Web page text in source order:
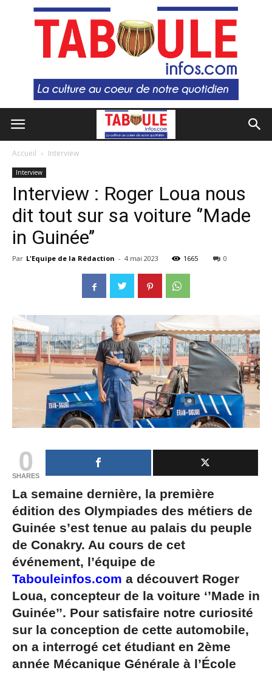
Accueil Interview
Interview
Interview : Roger Loua nous
dit tout sur sa voiture ‘’Made
in Guinée’’
Par L'Equipe de la Rédaction - 4 mai 2023 1665 0
0
SHARES
La semaine dernière, la première
édition des Olympiades des métiers de
Guinée s’est tenue au palais du peuple
de Conakry. Au cours de cet
événement, l’équipe de
Tabouleinfos.com a découvert Roger
Loua, concepteur de la voiture ‘’Made in
Guinée’’. Pour satisfaire notre curiosité
sur la conception de cette automobile,
on a interrogé cet étudiant en 2ème
année Mécanique Générale à l’École